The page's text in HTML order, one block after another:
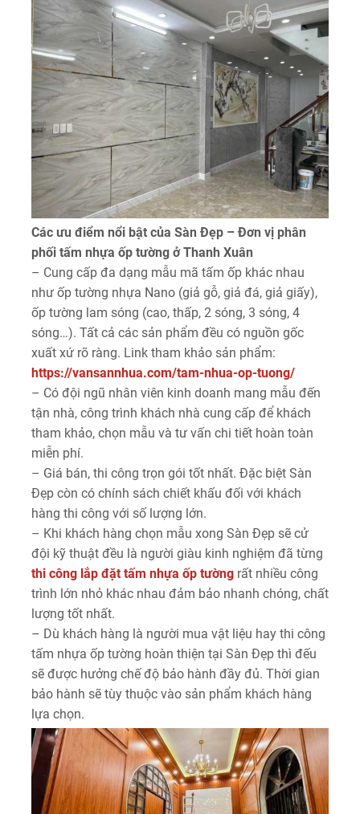
Các ưu điểm nổi bật của Sàn Đẹp – Đơn vị phân
phối tấm nhựa ốp tường ở Thanh Xuân
– Cung cấp đa dạng mẫu mã tấm ốp khác nhau
như ốp tường nhựa Nano (giả gỗ, giả đá, giả giấy),
ốp tường lam sóng (cao, thấp, 2 sóng, 3 sóng, 4
sóng…). Tất cả các sản phẩm đều có nguồn gốc
xuất xứ rõ ràng. Link tham khảo sản phẩm:
https://vansannhua.com/tam-nhua-op-tuong/
– Có đội ngũ nhân viên kinh doanh mang mẫu đến
tận nhà, công trình khách nhà cung cấp để khách
tham khảo, chọn mẫu và tư vấn chi tiết hoàn toàn
miễn phí.
– Giá bán, thi công trọn gói tốt nhất. Đặc biệt Sàn
Đẹp còn có chính sách chiết khấu đối với khách
hàng thi công với số lượng lớn.
– Khi khách hàng chọn mẫu xong Sàn Đẹp sẽ cử
đội kỹ thuật đều là người giàu kinh nghiệm đã từng
thi công lắp đặt tấm nhựa ốp tường rất nhiều công
trình lớn nhỏ khác nhau đảm bảo nhanh chóng, chất
lượng tốt nhất.
– Dù khách hàng là người mua vật liệu hay thi công
tấm nhựa ốp tường hoàn thiện tại Sàn Đẹp thì đếu
sẽ được hưởng chế độ bảo hành đầy đủ. Thời gian
bảo hành sẽ tùy thuộc vào sản phẩm khách hàng
lựa chọn.